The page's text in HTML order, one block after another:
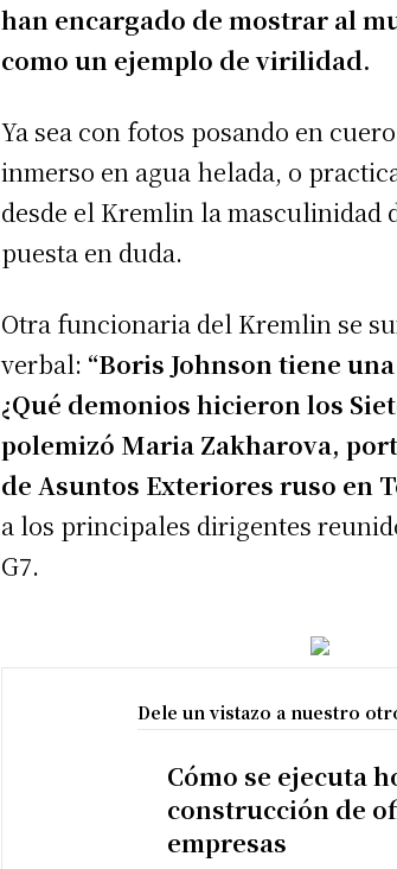
han encargado de mostrar al
como un ejemplo de virilidad.
Ya sea con fotos posando en
inmerso en agua helada, o
desde el Kremlin la masculinidad
puesta en duda.
Otra funcionaria del Kremlin se
verbal: “Boris Johnson tiene
¿Qué demonios hicieron los
polemizó Maria Zakharova,
de Asuntos Exteriores ruso en
a los principales dirigentes
G7.
Dele un vistazo a nuestro
Cómo se ejecuta
construcción de
empresas